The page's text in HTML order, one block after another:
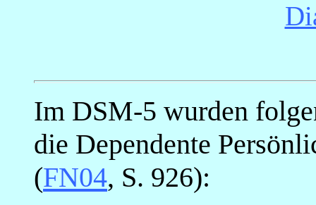
Im DSM-5 wurden
die Dependente
(FN04, S. 926):